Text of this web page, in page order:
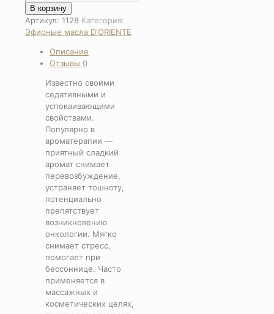
товара
Эфирное
масло
В корзину
Артикул: 1128 Категория:
Эфирные масла D'ORIENTE
Описание
Отзывы 0
Известно своими
седативными и
успокаивающими
свойствами.
Популярно в
ароматерапии —
приятный сладкий
аромат снимает
перевозбуждение,
устраняет тошноту,
потенциально
препятствует
возникновению
онкологии. Мягко
снимает стресс,
помогает при
бессоннице. Часто
применяется в
массажных и
косметических целях,